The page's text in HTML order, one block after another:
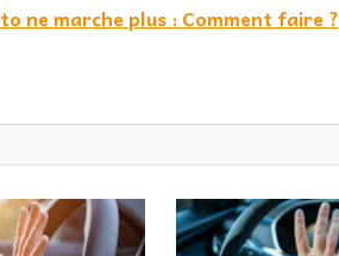
ne marche plus : Comment faire ?